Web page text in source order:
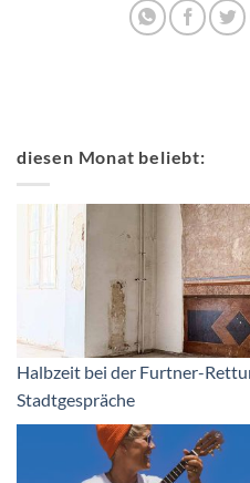
diesen Monat beliebt:
Halbzeit bei der Furtner-
Stadtgespräche